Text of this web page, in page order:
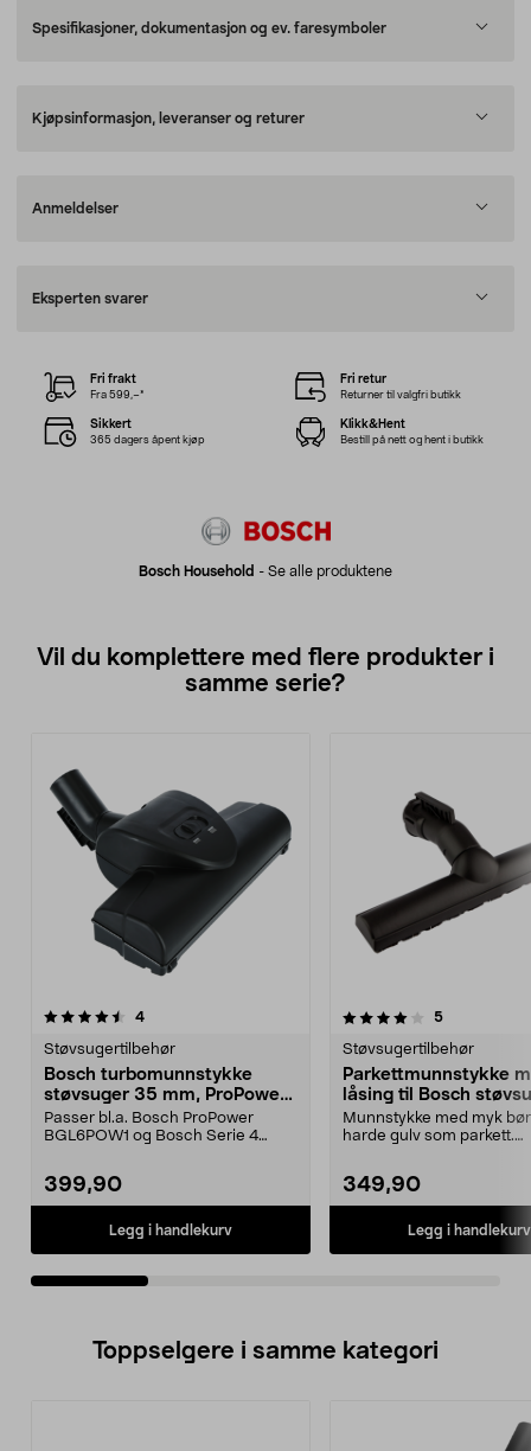
Spesifikasjoner, dokumentasjon og ev. faresymboler
Kjøpsinformasjon, leveranser og returer
Anmeldelser
Eksperten svarer
Bosch Household - Se alle produktene
Fri frakt
Fra 599,–*
Fri retur
Returner til valgfri butikk
Sikkert
365 dagers åpent kjøp
Klikk&Hent
Bestill på nett og hent i butikk
Vil du komplettere med flere produkter i
samme serie?
4anmeldelser
Støvsugertilbehør
Bosch turbomunnstykke
støvsuger 35 mm, ProPower
m.fl.
Passer bl.a. Bosch ProPower
BGL6POW1 og Bosch Serie 4
399,90
Legg i handlekurv
4.0av 5 stjerner 5anmeldelser
Støvsugertilbehør
Parkettmunnstykke
låsing til Bosch
Munnstykke med myk
harde gulv som parkett.
349,90
Legg i handlekurv
4.0av 5 stjerner
Toppselgere i samme kategori